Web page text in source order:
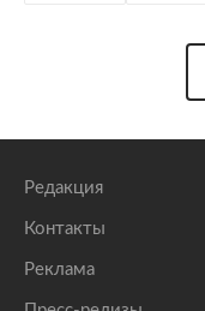
Редакция
Контакты
Реклама